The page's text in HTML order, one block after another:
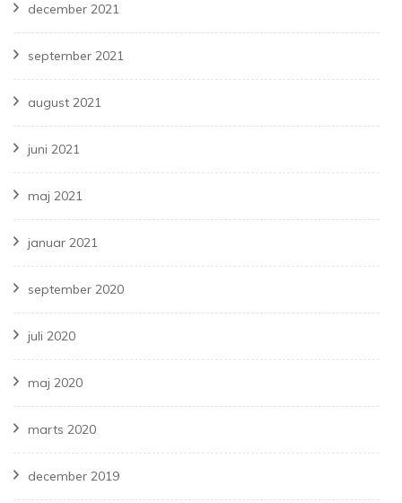
december 2021
september 2021
august 2021
juni 2021
maj 2021
januar 2021
september 2020
juli 2020
maj 2020
marts 2020
december 2019